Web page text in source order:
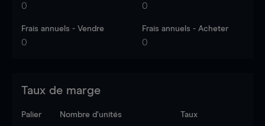
0 0
Frais annuels - Vendre
0
Frais annuels - Acheter
0
Taux de marge
Palier Nombre d’unités Taux